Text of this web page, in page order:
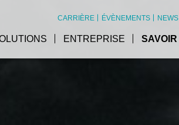
CARRIÈRE ÉVÈNEMENTS NEWS
ENTREPRISE SAVOIR